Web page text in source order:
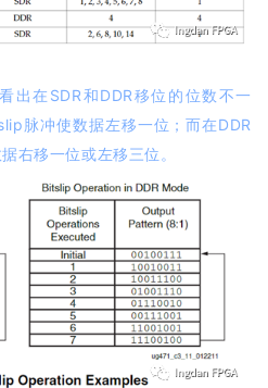
出在SDR和DDR移位的位数不一
脉冲使数据左移一位；而在DDR
右移一位或左移三位。